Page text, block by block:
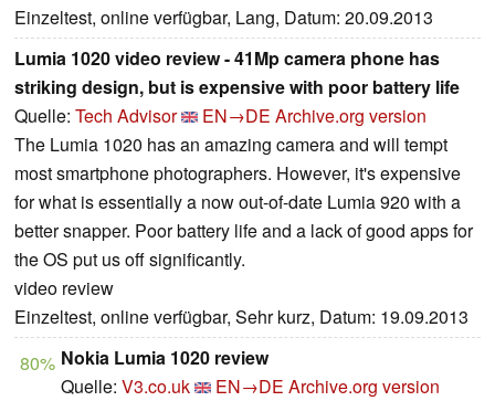
Einzeltest, online verfügbar, Lang, Datum: 20.09.2013
Lumia 1020 video review - 41Mp camera phone has
striking design, but is expensive with poor battery life
Quelle: Tech Advisor EN→DE Archive.org version
The Lumia 1020 has an amazing camera and will tempt
most smartphone photographers. However, it's expensive
for what is essentially a now out-of-date Lumia 920 with a
better snapper. Poor battery life and a lack of good apps for
the OS put us off significantly.
video review
Einzeltest, online verfügbar, Sehr kurz, Datum: 19.09.2013
80% Nokia Lumia 1020 review
Quelle: V3.co.uk EN→DE Archive.org version